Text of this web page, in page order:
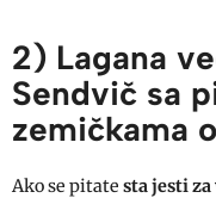
2) Lagana
Sendvič sa
zemičkama
Ako se pitate sta jesti za